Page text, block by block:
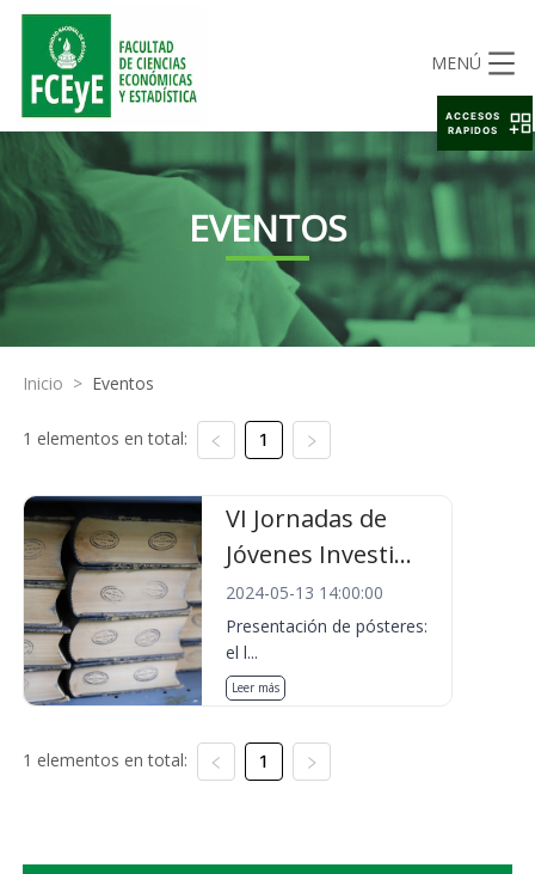
MENÚ
EVENTOS
Inicio > Eventos
1 elementos en total: 1
VI Jornadas de
Jóvenes Investi...
2024-05-13 14:00:00
Presentación de pósteres:
el l...
Leer más
1 elementos en total: 1
ACCESOS
RAPIDOS